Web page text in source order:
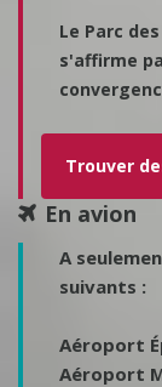
Le Parc
s'affirme
Trouver
En avion
A
suivants :
Aéroport
Aéroport